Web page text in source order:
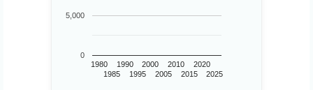
1980
1985
1990
1995
2000
2005
2010
2015
2020
2025
0
5,000